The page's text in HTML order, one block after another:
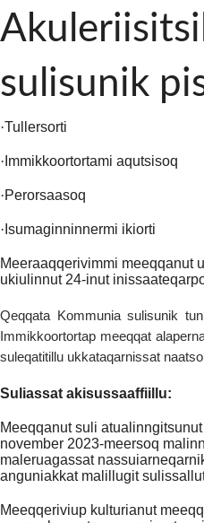
sulisunik
·Tullersorti
· Immikkoortortami aqutsisoq
·Perorsaasoq
· Isumaginninnermi ikiorti
Meeraaqqerivimmi meeqqanut
ukiulinnut 24-inut
Qeqqata Kommunia sulisunik
Immikkoortortap meeqqat
suleqatitillu ukkataqarnissat
Suliassat akisussaaffiillu:
Meeqqanut suli
november 2023-meersoq
maleruagassat
anguniakkat malillugit
Meeqqeriviup kulturianut